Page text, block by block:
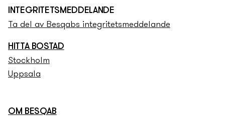
INTEGRITETS­­MEDDELANDE
Ta del av Besqabs integritets­­meddelande
HITTA BOSTAD
Stockholm
Uppsala
OM BESQAB